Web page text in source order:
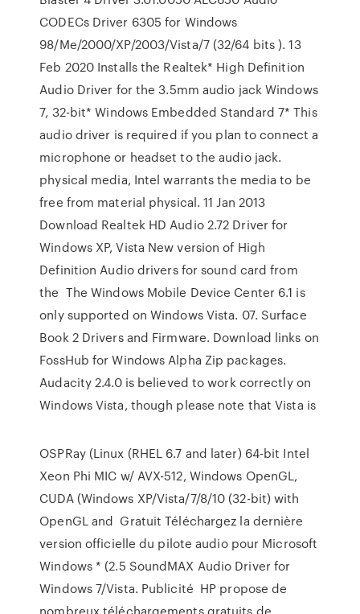
CODECs Driver 6305 for Windows
98/Me/2000/XP/2003/Vista/7 (32/64 bits ). 13
Feb 2020 Installs the Realtek* High Definition
Audio Driver for the 3.5mm audio jack Windows
7, 32-bit* Windows Embedded Standard 7* This
audio driver is required if you plan to connect a
microphone or headset to the audio jack.
physical media, Intel warrants the media to be
free from material physical. 11 Jan 2013
Download Realtek HD Audio 2.72 Driver for
Windows XP, Vista New version of High
Definition Audio drivers for sound card from
the The Windows Mobile Device Center 6.1 is
only supported on Windows Vista. 07. Surface
Book 2 Drivers and Firmware. Download links on
FossHub for Windows Alpha Zip packages.
Audacity 2.4.0 is believed to work correctly on
Windows Vista, though please note that Vista is
OSPRay (Linux (RHEL 6.7 and later) 64-bit Intel
Xeon Phi MIC w/ AVX-512, Windows OpenGL,
CUDA (Windows XP/Vista/7/8/10 (32-bit) with
OpenGL and Gratuit Téléchargez la dernière
version officielle du pilote audio pour Microsoft
Windows * (2.5 SoundMAX Audio Driver for
Windows 7/Vista. Publicité HP propose de
nombreux téléchargements gratuits de